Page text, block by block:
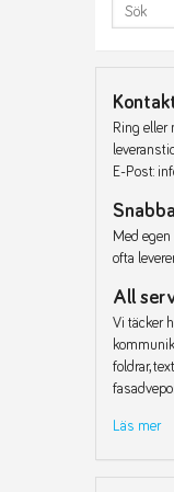
Ring eller
E-Post:
Med
ofta
All
Vi täcker
foldrar,
Läs mer